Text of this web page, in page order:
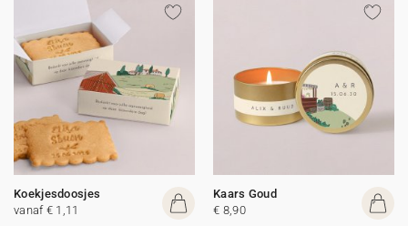
Koekjesdoosjes
vanaf € 1,11
Kaars Goud
€ 8,90